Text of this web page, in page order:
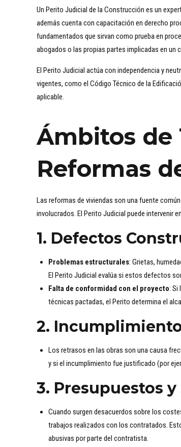
Un Perito Judicial de la Construcción es un
además cuenta con capacitación en derecho
fundamentados que sirvan como prueba en
abogados o las propias partes implicadas en un
El Perito Judicial actúa con independencia y
vigentes, como el Código Técnico de la
aplicable.
Ámbitos de
Reformas
Las reformas de viviendas son una fuente
involucrados. El Perito Judicial puede intervenir
1. Defectos
Problemas estructurales: Grietas,
El Perito Judicial evalúa si estos defectos
Falta de conformidad con el proyecto: Si
técnicas pactadas, el Perito determina el
2.
Los retrasos en las obras son una causa
y si el incumplimiento fue justificado (por
3. Presupuestos
Cuando surgen desacuerdos sobre los
trabajos realizados con los contratados.
abusivas por parte del contratista.